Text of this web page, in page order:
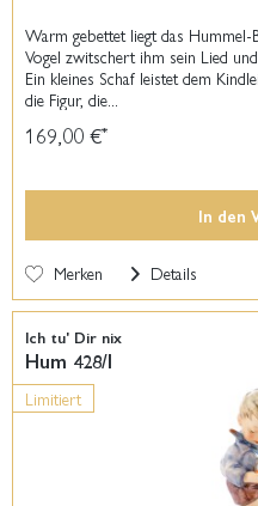
Warm gebettet liegt das
Vogel zwitschert ihm sein Lied
Ein kleines Schaf leistet dem
die Figur, die...
169,00 €*
In den
Merken Details
Limitiert
Ich tu' Dir nix
Hum 428/I